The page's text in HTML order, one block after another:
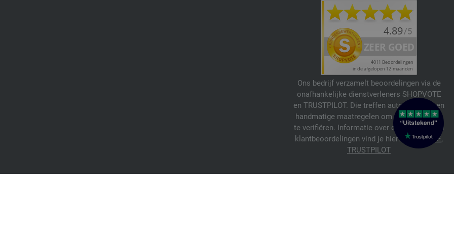
Ons bedrijf verzamelt beoordelingen via de
onafhankelijke dienstverleners SHOPVOTE
en TRUSTPILOT. Die treffen automatische en
handmatige maatregelen om beoordelingen
te verifiëren. Informatie over de echtheid van
klantbeoordelingen vind je hier: SHOPVOTE,
TRUSTPILOT